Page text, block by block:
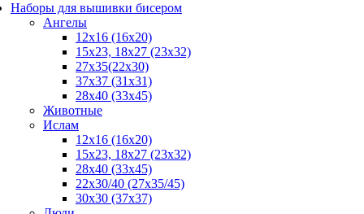
Наборы для вышивки бисером
Ангелы
12х16 (16х20)
15x23, 18х27 (23х32)
27x35(22x30)
37x37 (31x31)
28х40 (33х45)
Животные
Ислам
12x16 (16х20)
15x23, 18х27 (23х32)
28x40 (33x45)
22х30/40 (27х35/45)
30x30 (37x37)